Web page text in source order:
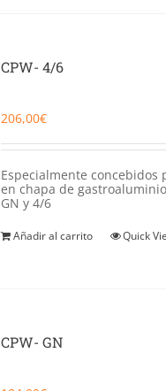
CPW- 4/6
206,00€
Especialmente concebidos
en chapa de
GN y 4/6
Añadir al carrito Quick
CPW- GN